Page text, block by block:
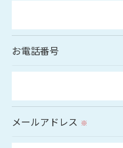
当社では、利用目的の
お電話番号
メールアドレス ※